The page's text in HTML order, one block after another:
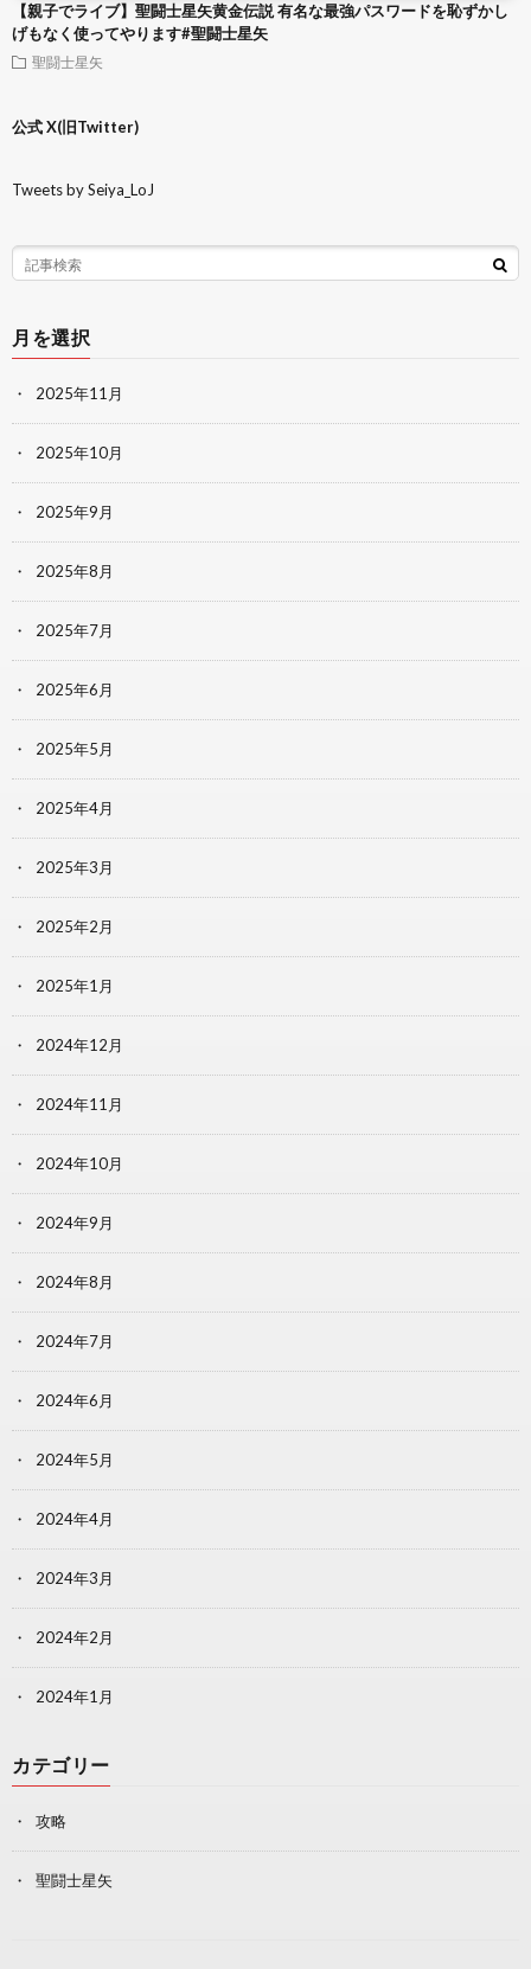
【親子でライブ】聖闘士星矢黄金伝説 有名な最強パスワードを恥ずかし
げもなく使ってやります#聖闘士星矢
聖闘士星矢
公式 X(旧Twitter)
Tweets by Seiya_LoJ
月を選択
2025年11月
2025年10月
2025年9月
2025年8月
2025年7月
2025年6月
2025年5月
2025年4月
2025年3月
2025年2月
2025年1月
2024年12月
2024年11月
2024年10月
2024年9月
2024年8月
2024年7月
2024年6月
2024年5月
2024年4月
2024年3月
2024年2月
2024年1月
カテゴリー
攻略
聖闘士星矢